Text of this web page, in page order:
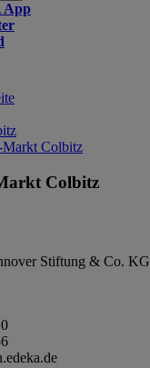
App
Markt Colbitz
Colbitz
Stiftung & Co. KG